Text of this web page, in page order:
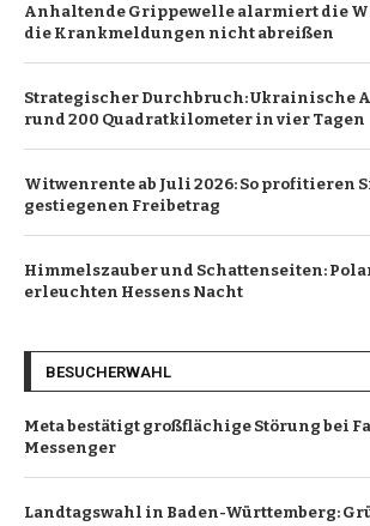
Anhaltende Grippewelle alarmiert die
die Krankmeldungen nicht abreißen
Strategischer Durchbruch: Ukrainische
rund 200 Quadratkilometer in vier Tagen
Witwenrente ab Juli 2026: So profitieren
gestiegenen Freibetrag
Himmelszauber und Schattenseiten:
erleuchten Hessens Nacht
BESUCHERWAHL
Meta bestätigt großflächige Störung bei
Messenger
Landtagswahl in Baden-Württemberg: